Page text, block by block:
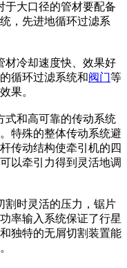
于大口径的管材要配备
，先进地循环过滤系
材冷却速度快、效果好
循环过滤系统和阀门等
果。
式和高可靠的传动系统
特殊的整体传动系统避
传动结构使牵引机的四
以牵引力得到灵活地调
割时灵活的压力，锯片
率输入系统保证了行星
独特的无屑切割装置能